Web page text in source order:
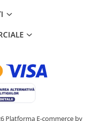
Platforma E-commerce by